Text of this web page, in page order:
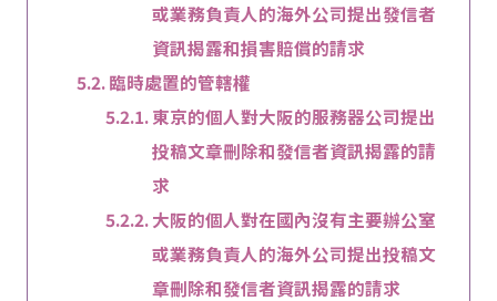
或業務負責人的海外公司提出發信者
資訊揭露和損害賠償的請求
臨時處置的管轄權
東京的個人對大阪的服務器公司提出
投稿文章刪除和發信者資訊揭露的請
求
大阪的個人對在國內沒有主要辦公室
或業務負責人的海外公司提出投稿文
章刪除和發信者資訊揭露的請求